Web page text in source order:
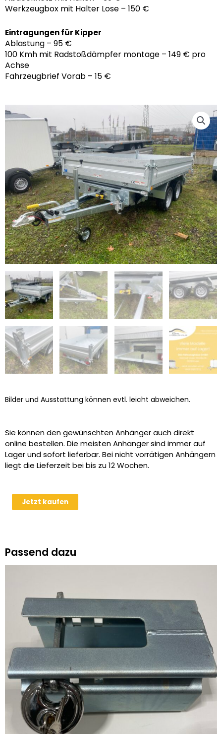
Bilder und Ausstattung können evtl. leicht abweichen.
Sie können den gewünschten Anhänger auch direkt
online bestellen. Die meisten Anhänger sind immer auf
Lager und sofort lieferbar. Bei nicht vorrätigen Anhängern
liegt die Lieferzeit bei bis zu 12 Wochen.
Humbaur
HTK
Kipper
Dreiseitenkipper
Jetzt kaufen
Werkzeugbox mit Halter Lose – 150 €
Eintragungen für Kipper
Ablastung – 95 €
100 Kmh mit Radstoßdämpfer montage – 149 € pro
Achse
Fahrzeugbrief Vorab – 15 €
Passend dazu